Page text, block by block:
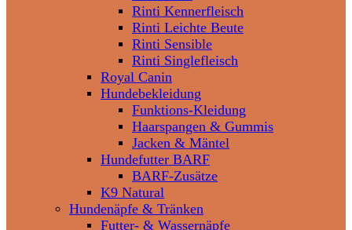
Rinti Kennerfleisch
Rinti Leichte Beute
Rinti Sensible
Rinti Singlefleisch
Royal Canin
Hundebekleidung
Funktions-Kleidung
Haarspangen & Gummis
Jacken & Mäntel
Hundefutter BARF
BARF-Zusätze
K9 Natural
Hundenäpfe & Tränken
Futter- & Wassernäpfe